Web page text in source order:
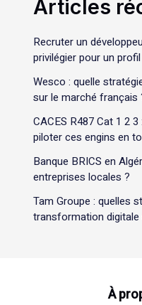
Articles
Recruter un
privilégier pour un
Wesco : quelle
sur le marché français
CACES R487 Cat 1 2
piloter ces engins en
Banque BRICS en
entreprises locales ?
Tam Groupe : quelles
transformation
À